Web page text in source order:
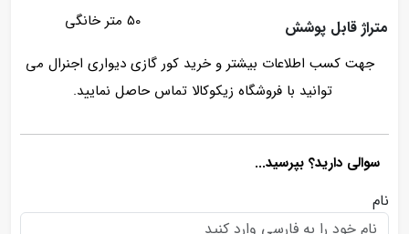
متراژ قابل پوشش
50 متر خانگی
جهت کسب اطلاعات بیشتر و خرید کور گازی دیواری اجنرال می
توانید با فروشگاه زیکوکالا تماس حاصل نمایید.
سوالی دارید؟ بپرسید...
نام